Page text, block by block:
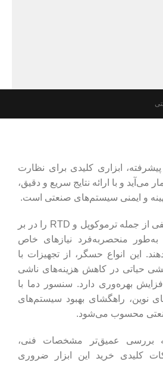
ابزاری کلیدی برای نظارت
می‌آید و با ارائه نتایج سریع و دقیق،
و ایمنی سیستم‌های صنعتی است.
سنسور دما انواع مختلفی از جمله ترموکوپل و RTD را در بر
منحصربه‌فرد نیازهای خاص
این انواع حسگر، از تجهیزات با
حیاتی در کاهش هزینه‌های ناشی
بهره‌وری دارد. سنسور دما با
نوین، راهگشای بهبود سیستم‌های
محسوب می‌شود.
بررسی عمیق‌تر مشخصات فنی،
کلیدی خرید این ابزار ضروری